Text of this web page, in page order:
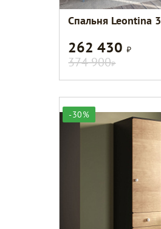
Спальня Leontina 3
262 430Р
374 900Р
-30%